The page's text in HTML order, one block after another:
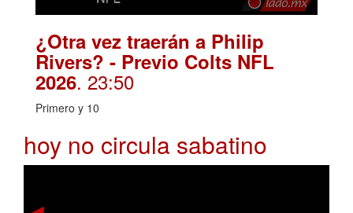
¿Otra vez traerán a Philip
Rivers? - Previo Colts NFL
2026. 23:50
Primero y 10
hoy no circula sabatino